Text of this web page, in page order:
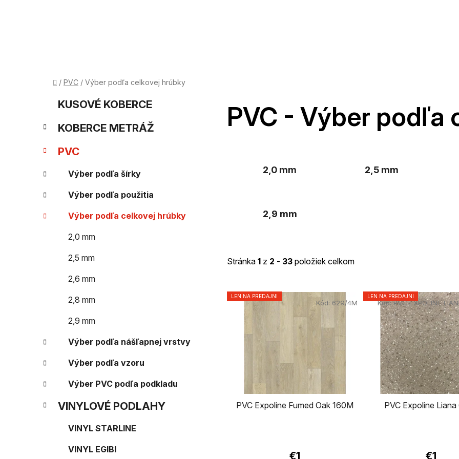
Domov
/ PVC / Výber podľa celkovej hrúbky
o
ý
p
a
kategórie
t
e
g
r
i
KUSOVÉ KOBERCE
KOBERCE METRÁŽ
PVC
Výber podľa šírky
Výber podľa použitia
Výber podľa celkovej hrúbky
2,0 mm
2,5 mm
2,6 mm
2,8 mm
2,9 mm
Výber podľa nášľapnej vrstvy
Výber podľa vzoru
Výber PVC podľa podkladu
VINYLOVÉ PODLAHY
VINYL STARLINE
VINYL EGIBI
PVC - Výber podľa
2,0 mm 2,5 mm
2,9 mm
Stránka 1 z 2 - 33 položiek celkom
V
LEN NA PREDAJNI
PVC Expoline Fumed Oak 160M
€1
Kód: 629/4M
LEN NA PREDAJNI
PVC Expoline
€1
Kód:PVC EXPOLINE